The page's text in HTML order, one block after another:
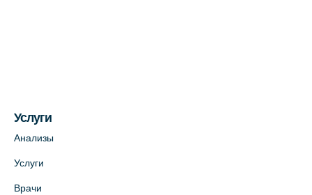
Медицинский центр на пр. Просвещения,
12к2 (официальный партнер)
Услуги
Анализы
Услуги
Врачи